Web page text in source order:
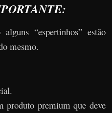
“espertinhos” estão
mesmo.
produto premium que deve